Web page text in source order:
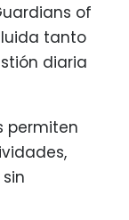
of
tanto
diaria
permiten